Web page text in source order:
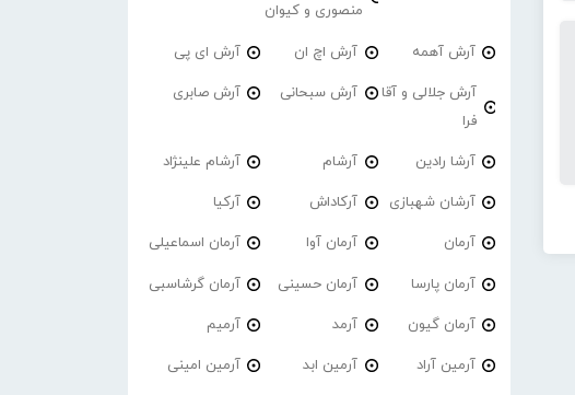
منصوری و کیوان
آرش آهمه آرش اچ ان آرش ای پی
آرش جلالی و آقا
فرا
آرش سبحانی آرش صابری
آرشا رادین آرشام آرشام علینژاد
آرشان شهبازی آرکاداش آرکیا
آرمان آرمان آوا آرمان اسماعیلی
آرمان پارسا آرمان حسینی آرمان گرشاسبی
آرمان گیون آرمد آرمیم
آرمین آراد آرمین ابد آرمین امینی